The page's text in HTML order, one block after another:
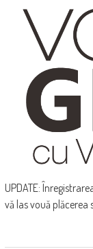
UPDATE:
vă las vouă